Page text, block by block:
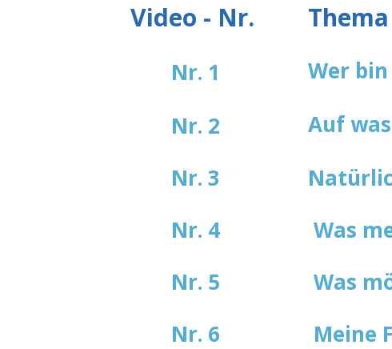
Video - Nr. Thema
Nr. 1 Wer
Nr. 2
Auf
Nr. 3
Nr. 4
Was
Nr. 5
Was
Nr. 6
Meine